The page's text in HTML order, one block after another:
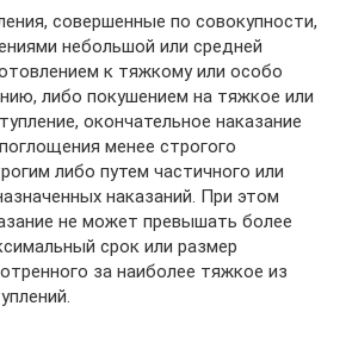
совершенные по совокупности,
небольшой или средней
к тяжкому или особо
либо покушением на тяжкое или
окончательное наказание
менее строгого
либо путем частичного или
наказаний. При этом
не может превышать более
срок или размер
за наиболее тяжкое из